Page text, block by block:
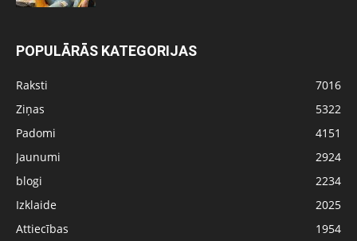
POPULĀRĀS KATEGORIJAS
Raksti
7016
Ziņas
5322
Padomi
4151
Jaunumi
2924
blogi
2234
Izklaide
2025
Attiecības
1954